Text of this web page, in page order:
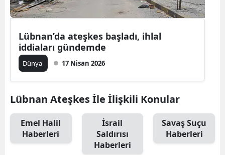
Lübnan’da ateşkes başladı, ihlal
iddiaları gündemde
Dünya 17 Nisan 2026
Lübnan Ateşkes İle İlişkili Konular
Emel Halil
Haberleri
İsrail
Saldırısı
Haberleri
Savaş Suçu
Haberleri